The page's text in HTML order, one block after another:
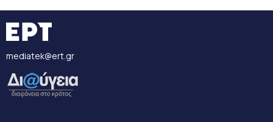
mediatek@ert.gr